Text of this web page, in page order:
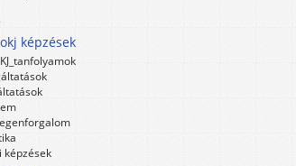
képzések
képzések